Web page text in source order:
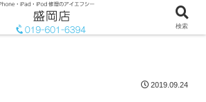
2019.09.24
検索